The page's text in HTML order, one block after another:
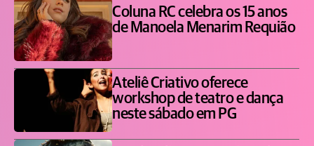
Coluna RC celebra os 15 anos
de Manoela Menarim Requião
Ateliê Criativo oferece
workshop de teatro e dança
neste sábado em PG